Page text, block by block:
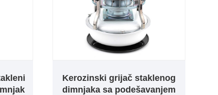
kerozina, možete nas konsultovati
sada, mi ćemo Vam odgovoriti na
Kerozinski grijač staklenog
dimnjaka sa podešavanjem